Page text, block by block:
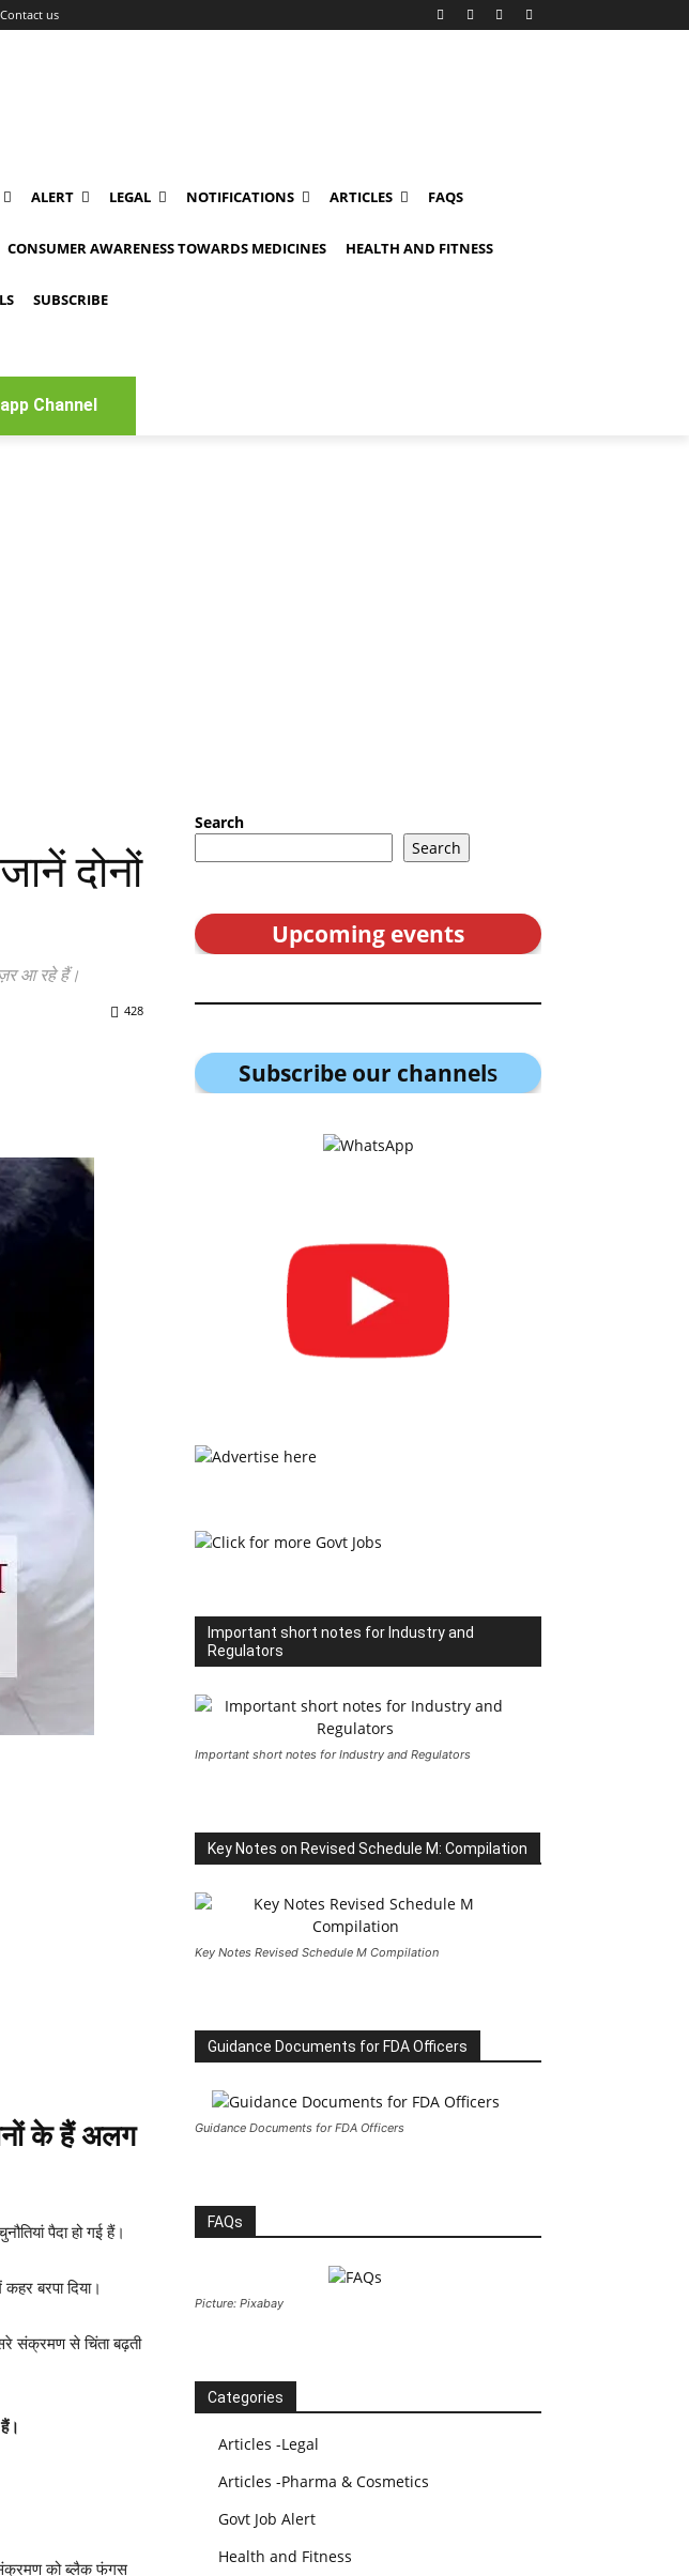
Contact us
ALERT LEGAL NOTIFICATIONS ARTICLES FAQS
CONSUMER AWARENESS TOWARDS MEDICINES HEALTH AND FITNESS
SUBSCRIBE
Channel
दोनों
आ रहे हैं।
428
के हैं अलग
पैदा हो गई हैं।
बरपा दिया।
संक्रमण से चिंता बढ़ती
संक्रमण को ब्लैक फंगस
Search
Search
Upcoming events
Subscribe our channels
Important short notes for Industry and
Regulators
Important short notes for Industry and Regulators
Key Notes on Revised Schedule M: Compilation
Key Notes Revised Schedule M Compilation
Guidance Documents for FDA Officers
Guidance Documents for FDA Officers
FAQs
Picture: Pixabay
Categories
Articles -Legal
Articles -Pharma & Cosmetics
Govt Job Alert
Health and Fitness